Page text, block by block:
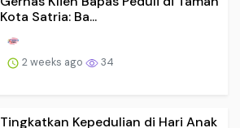
Kota Satria: Ba...
2 weeks ago 34
Tingkatkan Kepedulian di Hari Anak